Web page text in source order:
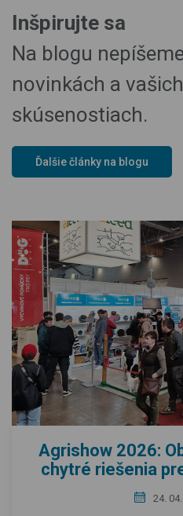
Inšpirujte sa
Na blogu
novinkách a vašich
skúsenostiach.
Ďalšie články na blogu
Agrishow 2026:
chytré riešenia
24.